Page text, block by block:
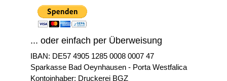
... oder einfach per Überweisung
IBAN: DE57 4905 1285 0008 0007 47
Sparkasse Bad Oeynhausen - Porta Westfalica
Kontoinhaber: Druckerei BGZ